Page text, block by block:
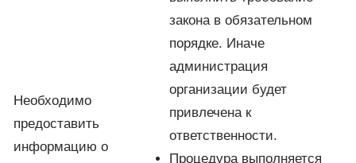
Необходимо
предоставить
информацию о
закона в обязательном
порядке. Иначе
администрация
организации будет
привлечена к
ответственности.
Процедура выполняется